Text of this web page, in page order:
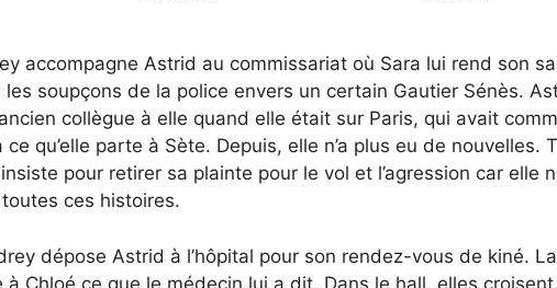
accompagne Astrid au commissariat où Sara lui rend son
les soupçons de la police envers un certain Gautier Sénès.
ancien collègue à elle quand elle était sur Paris, qui avait
ce qu’elle parte à Sète. Depuis, elle n’a plus eu de nouvelles.
pour retirer sa plainte pour le vol et l’agression car elle
ces histoires.
dépose Astrid à l’hôpital pour son rendez-vous de kiné.
à Chloé ce que le médecin lui a dit. Dans le hall, elles